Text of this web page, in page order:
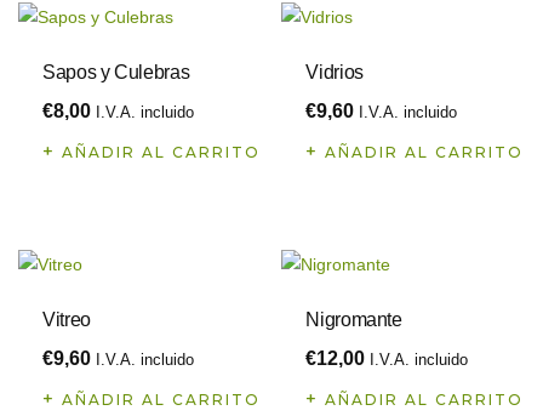
Sapos y Culebras
€8,00 I.V.A. incluido
AÑADIR AL CARRITO
Vidrios
€9,60 I.V.A. incluido
AÑADIR AL CARRITO
Vitreo
€9,60 I.V.A. incluido
AÑADIR AL CARRITO
Nigromante
€12,00 I.V.A. incluido
AÑADIR AL CARRITO